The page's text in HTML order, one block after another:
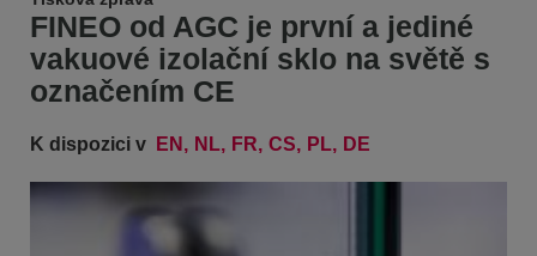
FINEO od AGC je první a jediné
vakuové izolační sklo na světě s
označením CE
K dispozici v EN NL FR CS PL DE